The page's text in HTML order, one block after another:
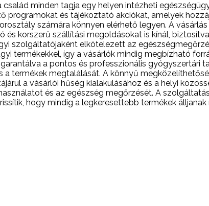
minden tagja egy helyen intézheti
programokat és tájékoztató akciókat, amelyek
számára könnyen elérhető legyen. A
és korszerű szállítási megoldásokat is kínál,
szolgáltatójaként elkötelezett az
termékekkel, így a vásárlók mindig megbízható
a pontos és professzionális gyógyszertári
termékek megtalálását. A könnyű
a vásárlói hűség kialakulásához és a helyi
és az egészség megőrzését. A
hogy mindig a legkeresettebb termékek